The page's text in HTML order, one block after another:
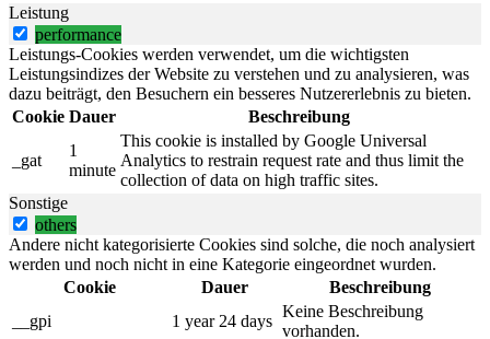
Leistung
performance
Leistungs-Cookies werden verwendet, um die wichtigsten
Leistungsindizes der Website zu verstehen und zu analysieren, was
dazu beiträgt, den Besuchern ein besseres Nutzererlebnis zu bieten.
Cookie Dauer Beschreibung
_gat
1
minute
This cookie is installed by Google Universal
Analytics to restrain request rate and thus limit the
collection of data on high traffic sites.
Sonstige
others
Andere nicht kategorisierte Cookies sind solche, die noch analysiert
werden und noch nicht in eine Kategorie eingeordnet wurden.
Cookie
Dauer
Beschreibung
__gpi
1 year 24 days
Keine Beschreibung
vorhanden.